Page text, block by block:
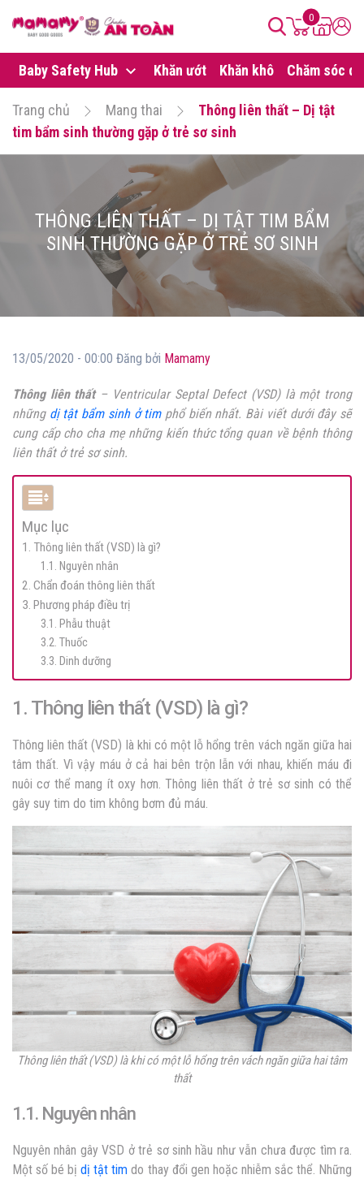
0
Baby Safety Hub Khăn ướt Khăn khô Chăm sóc da
Trang chủ Mang thai
Thông liên thất – Dị tật
tim bẩm sinh thường gặp ở trẻ sơ sinh
THÔNG LIÊN THẤT – DỊ TẬT TIM BẨM
SINH THƯỜNG GẶP Ở TRẺ SƠ SINH
13/05/2020 - 00:00 Đăng bởi Mamamy
Thông liên thất– Ventricular Septal Defect (VSD) là một trong
những dị tật bẩm sinh ở timphổ biến nhất. Bài viết dưới đây sẽ
cung cấp cho cha mẹ những kiến thức tổng quan về bệnh thông
liên thất ở trẻ sơ sinh.
Mục lục
1. Thông liên thất (VSD) là gì?
1.1. Nguyên nhân
2. Chẩn đoán thông liên thất
3. Phương pháp điều trị
3.1. Phẫu thuật
3.2. Thuốc
3.3. Dinh dưỡng
1. Thông liên thất (VSD) là gì?
Thông liên thất (VSD) là khi có một lỗ hổng trên vách ngăn giữa hai
tâm thất. Vì vậy máu ở cả hai bên trộn lẫn với nhau, khiến máu đi
nuôi cơ thể mang ít oxy hơn. Thông liên thất ở trẻ sơ sinh có thể
gây suy tim do tim không bơm đủ máu.
Thông liên thất (VSD) là khi có một lỗ hổng trên vách ngăn giữa hai tâm
thất
1.1. Nguyên nhân
Nguyên nhân gây VSD ở trẻ sơ sinh hầu như vẫn chưa được tìm ra.
Một số bé bịdị tật tim do thay đổi gen hoặc nhiễm sắc thể. Những